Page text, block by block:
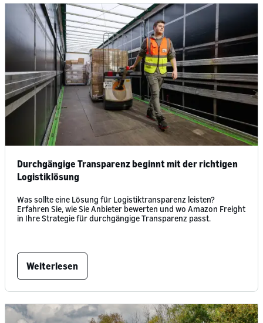
Durchgängige Transparenz beginnt mit der richtigen
Logistiklösung
Was sollte eine Lösung für Logistiktransparenz leisten?
Erfahren Sie, wie Sie Anbieter bewerten und wo Amazon Freight
in Ihre Strategie für durchgängige Transparenz passt.
Weiterlesen